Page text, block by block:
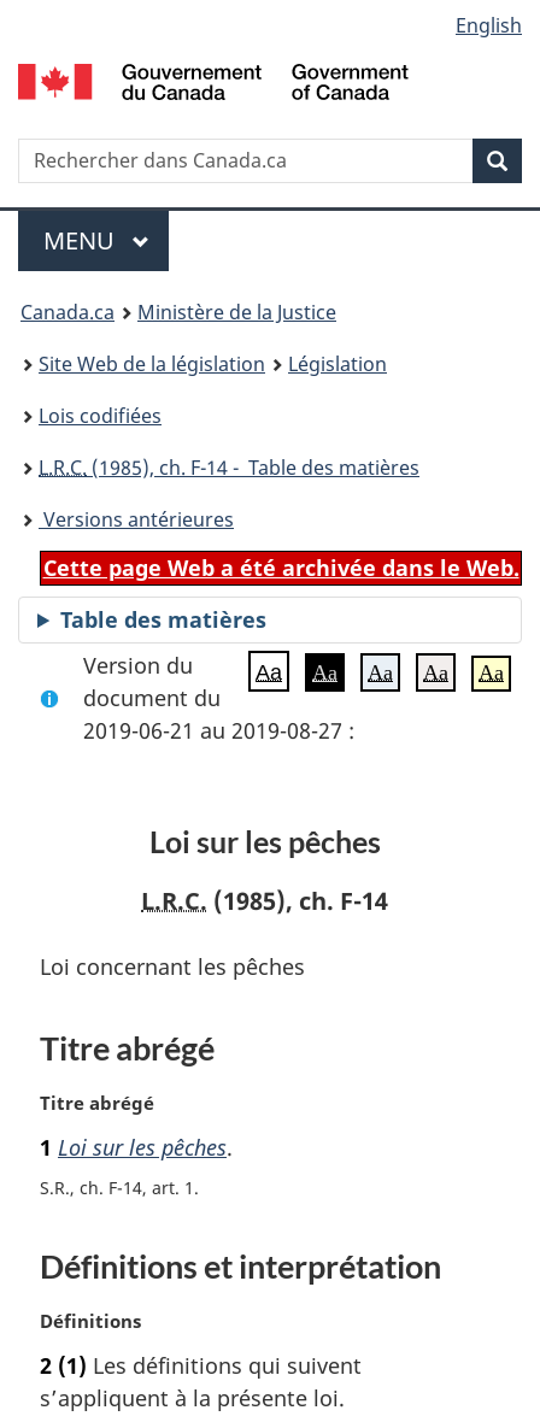
au
contenu
propos
de
la
HTML
simplifiée
selection
English
Recherche
Menu
MENU PRINCIPAL
You
are
here:
Canada.ca
Ministère de la Justice
Site Web de la législation
Législation
Lois codifiées
L.R.C. (1985), ch. F-14 - Table des matières
Versions antérieures
Cette page Web a été archivée dans le Web.
Table des matières
Aa Aa Aa Aa Aa
Version du
document du
2019-06-21 au 2019-08-27 :
Loi sur les pêches
L.R.C. (1985), ch. F-14
Loi concernant les pêches
Titre abrégé
N
t
e
r
i
a
l
Titre abrégé
1 Loi sur les pêches.
S.R., ch. F-14, art. 1
Définitions et interprétation
N
t
e
Définitions
2 (1) Les définitions qui suivent
s’appliquent à la présente loi.